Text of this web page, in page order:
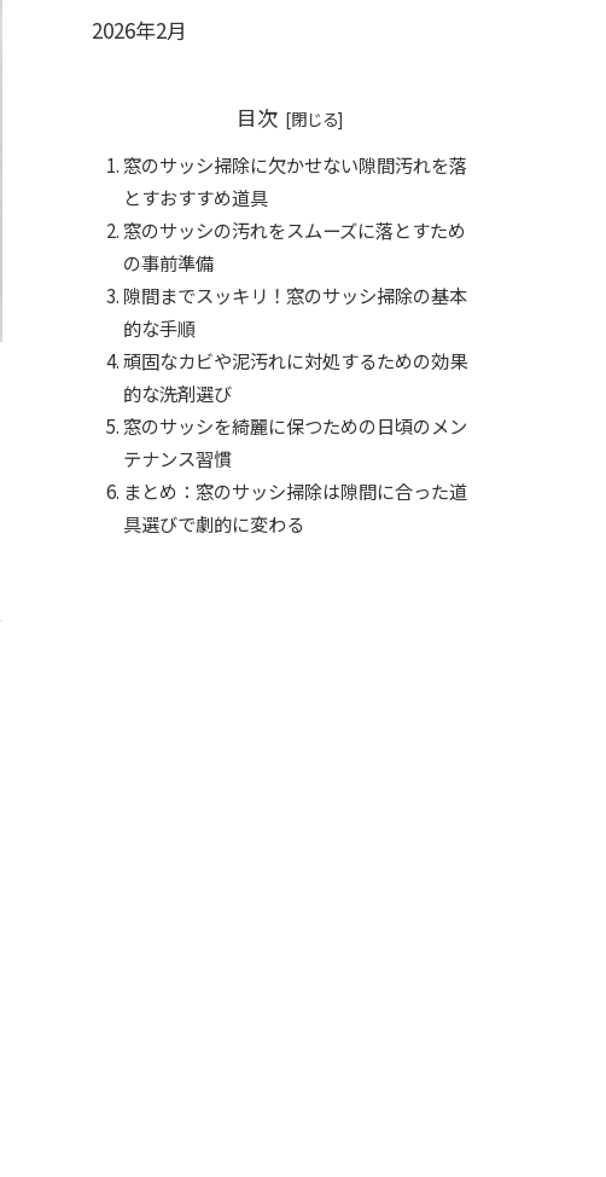
2026年2月
目次
窓のサッシ掃除に欠かせない隙間汚れを落
とすおすすめ道具
窓のサッシの汚れをスムーズに落とすため
の事前準備
隙間までスッキリ！窓のサッシ掃除の基本
的な手順
頑固なカビや泥汚れに対処するための効果
的な洗剤選び
窓のサッシを綺麗に保つための日頃のメン
テナンス習慣
まとめ：窓のサッシ掃除は隙間に合った道
具選びで劇的に変わる